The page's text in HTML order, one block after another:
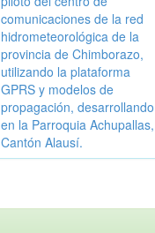
comunicaciones de la red
hidrometeorológica de la
provincia de Chimborazo,
utilizando la plataforma
GPRS y modelos de
propagación, desarrollando
en la Parroquia Achupallas,
Cantón Alausí.